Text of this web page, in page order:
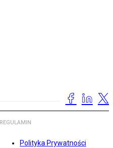
REGULAMIN
Polityka Prywatności